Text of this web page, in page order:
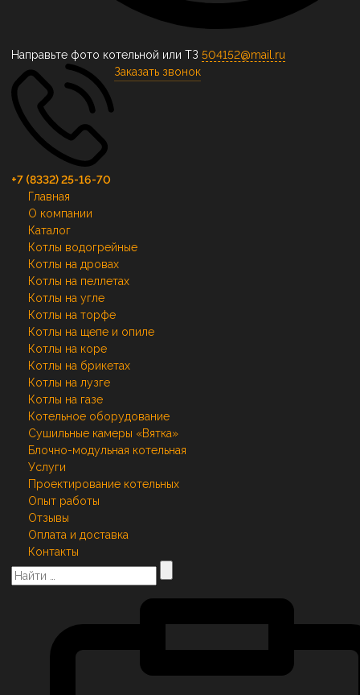
Направьте фото котельной или ТЗ 504152@mail.ru
+7 (8332) 25-16-70
Заказать звонок
Главная
О компании
Каталог
Котлы водогрейные
Котлы на дровах
Котлы на пеллетах
Котлы на угле
Котлы на торфе
Котлы на щепе и опиле
Котлы на коре
Котлы на брикетах
Котлы на лузге
Котлы на газе
Котельное оборудование
Сушильные камеры «Вятка»
Блочно-модульная котельная
Услуги
Проектирование котельных
Опыт работы
Отзывы
Оплата и доставка
Контакты